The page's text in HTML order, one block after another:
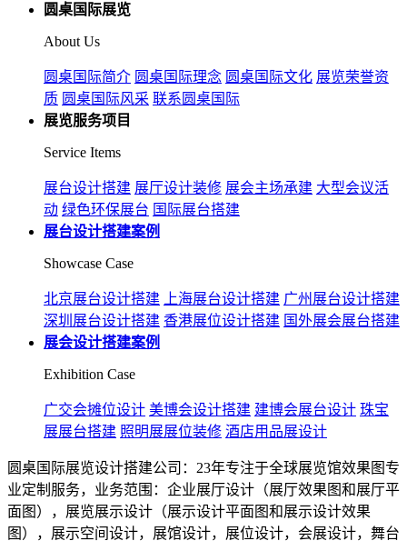
圆桌国际展览
About Us
圆桌国际简介 圆桌国际理念 圆桌国际文化 展览荣誉资
质 圆桌国际风采 联系圆桌国际
展览服务项目
Service Items
展台设计搭建 展厅设计装修 展会主场承建 大型会议活
动 绿色环保展台 国际展台搭建
展台设计搭建案例
Showcase Case
北京展台设计搭建 上海展台设计搭建 广州展台设计搭建
深圳展台设计搭建 香港展位设计搭建 国外展会展台搭建
展会设计搭建案例
Exhibition Case
广交会摊位设计 美博会设计搭建 建博会展台设计 珠宝
展展台搭建 照明展展位装修 酒店用品展设计
圆桌国际展览设计搭建公司：23年专注于全球展览馆效果图专
业定制服务，业务范围：企业展厅设计（展厅效果图和展厅平
面图），展览展示设计（展示设计平面图和展示设计效果
图），展示空间设计，展馆设计，展位设计，会展设计，舞台